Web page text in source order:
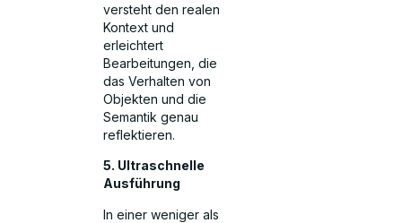
versteht den realen
Kontext und
erleichtert
Bearbeitungen, die
das Verhalten von
Objekten und die
Semantik genau
reflektieren.
5. Ultraschnelle
Ausführung
In einer weniger als